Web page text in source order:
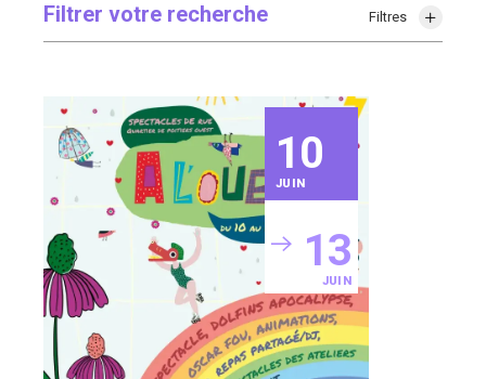
Filtrer votre recherche Filtres
10
JUIN
13
JUIN